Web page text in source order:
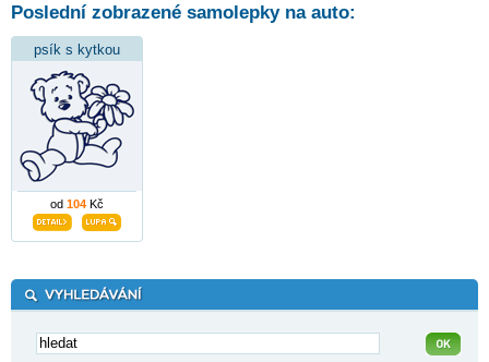
Poslední zobrazené samolepky na auto:
psík s kytkou
od 104 Kč